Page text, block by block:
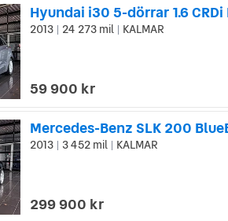
Hyundai i30 5-dörrar 1.6
2013 24 273 mil KALMAR
59 900 kr
2013 3 452 mil KALMAR
299 900 kr